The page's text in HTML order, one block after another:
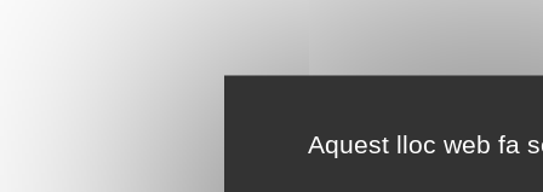
Aquest lloc web fa